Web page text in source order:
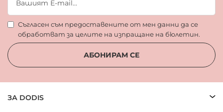
Съгласен съм предоставените от мен данни да се
обработват за целите на изпращане на бюлетин.
АБОНИРАМ СЕ
ЗА DODIS